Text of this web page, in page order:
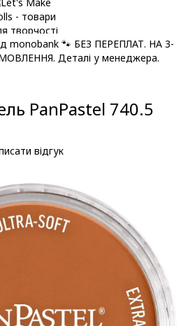
🐾 БЕЗ ПЕРЕПЛАТ. НА 3-
Деталі у менеджера.
PanPastel 740.5
відгук